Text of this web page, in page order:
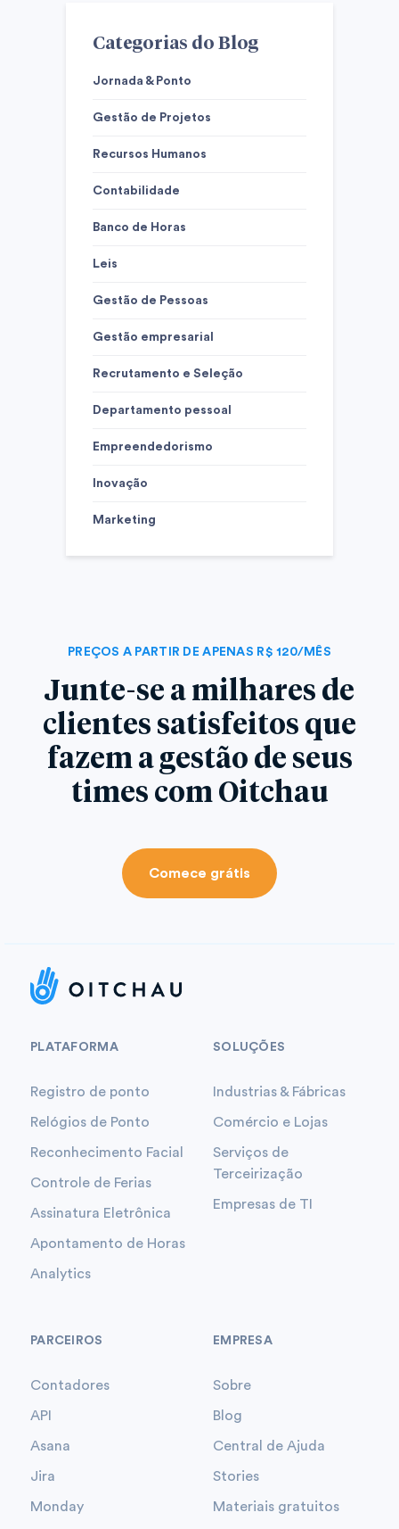
Categorias do Blog
Jornada & Ponto
Gestão de Projetos
Recursos Humanos
Contabilidade
Banco de Horas
Leis
Gestão de Pessoas
Gestão empresarial
Recrutamento e Seleção
Departamento pessoal
Empreendedorismo
Inovação
Marketing
PREÇOS A PARTIR DE APENAS R$ 120/MÊS
Junte-se a milhares de
clientes satisfeitos que
fazem a gestão de seus
times com Oitchau
Comece grátis
PLATAFORMA
Registro de ponto
Relógios de Ponto
Reconhecimento Facial
Controle de Ferias
Assinatura Eletrônica
Apontamento de Horas
Analytics
SOLUÇÕES
Industrias & Fábricas
Comércio e Lojas
Serviços de
Terceirização
Empresas de TI
PARCEIROS
Contadores
API
Asana
Jira
Monday
EMPRESA
Sobre
Blog
Central de Ajuda
Stories
Materiais gratuitos